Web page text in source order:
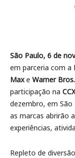
São Paulo, 6 de
em parceria com a
Maxe Warner
participação na
dezembro, em
as marcas abrirão
experiências,
Repleto de